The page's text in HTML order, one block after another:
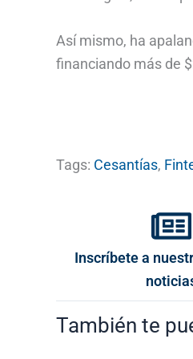
Así mismo, ha
financiando más de
Tags: Cesantías,
Inscríbete a
También te